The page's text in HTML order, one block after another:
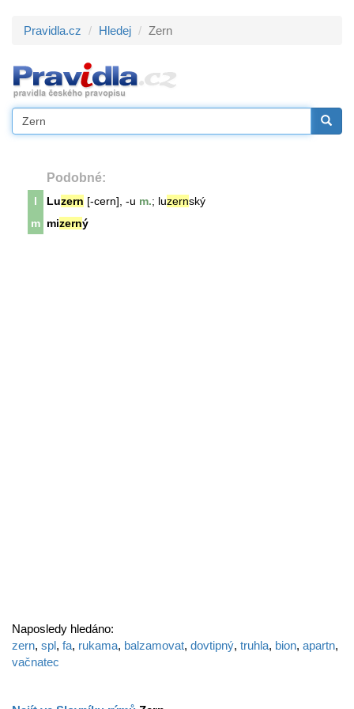
Pravidla.cz Hledej Zern
Podobné:
l Luzern [-cern], -u m.; luzernský
m mizerný
Naposledy hledáno:
zern, spl, fa, rukama, balzamovat, dovtipný, truhla, bion, apartn,
vačnatec